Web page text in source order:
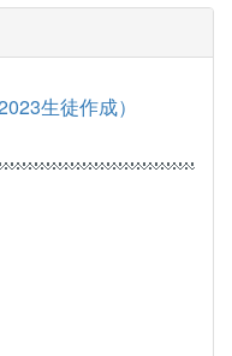
生徒作成）